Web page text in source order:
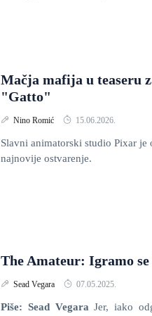
Mačja mafija u teaseru
"Gatto"
Nino Romić 15.06.2026.
Slavni animatorski studio Pixar je
najnovije ostvarenje.
The Amateur: Igramo
Sead Vegara 07.05.2025.
Piše: Sead Vegara Jer, iako